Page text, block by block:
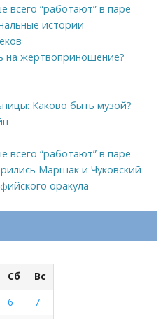
всего “работают” в паре
истории
на жертвоприношение?
Каково быть музой?
всего “работают” в паре
Маршак и Чуковский
оракула
Сб
Вс
6
7